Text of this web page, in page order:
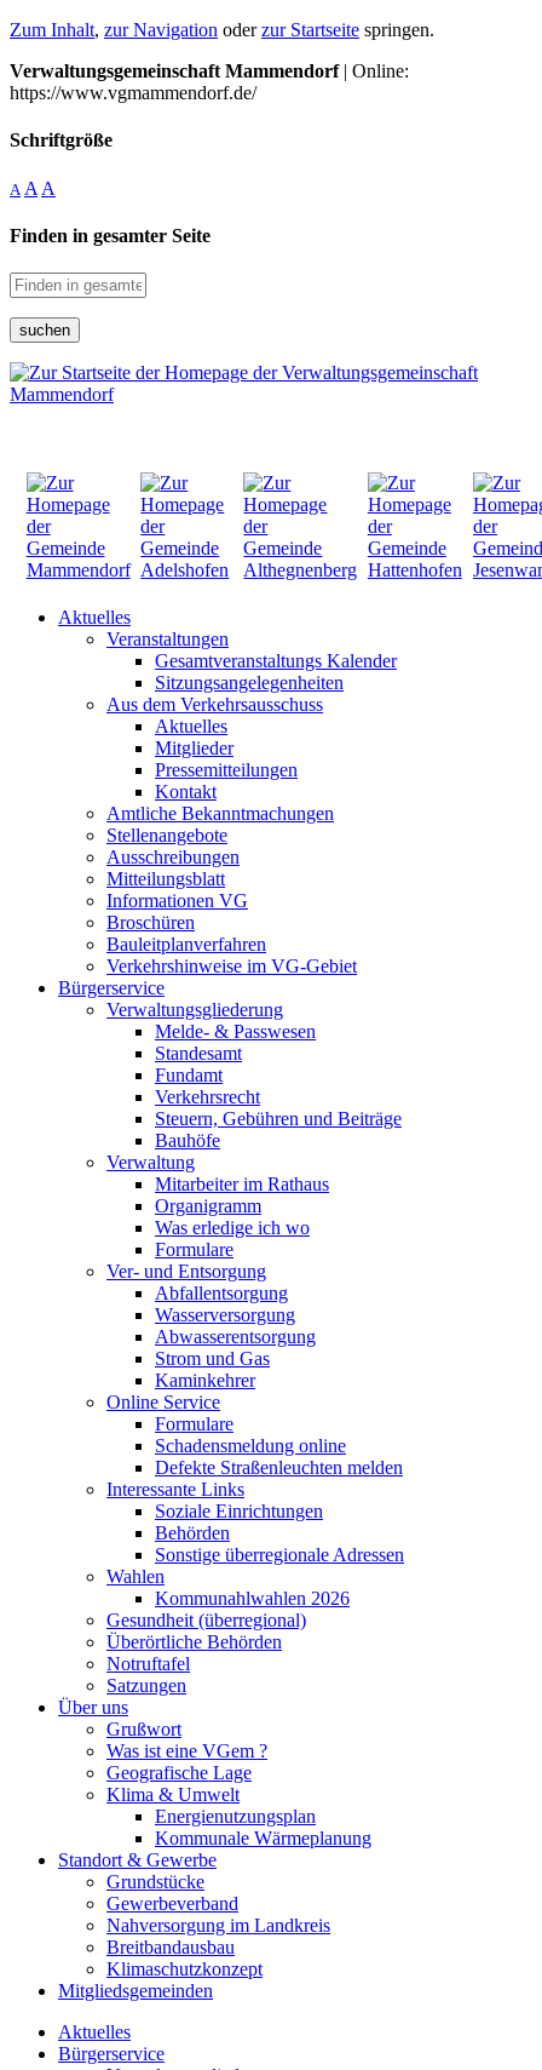
Zum Inhalt, zur Navigation oderzur Startseite springen.
Verwaltungsgemeinschaft Mammendorf| Online:
https://www.vgmammendorf.de/
Schriftgröße
A A A
Finden in gesamter Seite
suchen
Aktuelles
Veranstaltungen
Gesamtveranstaltungs Kalender
Sitzungsangelegenheiten
Aus dem Verkehrsausschuss
Aktuelles
Mitglieder
Pressemitteilungen
Kontakt
Amtliche Bekanntmachungen
Stellenangebote
Ausschreibungen
Mitteilungsblatt
Informationen VG
Broschüren
Bauleitplanverfahren
Verkehrshinweise im VG-Gebiet
Bürgerservice
Verwaltungsgliederung
Melde- & Passwesen
Standesamt
Fundamt
Verkehrsrecht
Steuern, Gebühren und Beiträge
Bauhöfe
Verwaltung
Mitarbeiter im Rathaus
Organigramm
Was erledige ich wo
Formulare
Ver- und Entsorgung
Abfallentsorgung
Wasserversorgung
Abwasserentsorgung
Strom und Gas
Kaminkehrer
Online Service
Formulare
Schadensmeldung online
Defekte Straßenleuchten melden
Interessante Links
Soziale Einrichtungen
Behörden
Sonstige überregionale Adressen
Wahlen
Kommunahlwahlen 2026
Gesundheit (überregional)
Überörtliche Behörden
Notruftafel
Satzungen
Über uns
Grußwort
Was ist eine VGem ?
Geografische Lage
Klima & Umwelt
Energienutzungsplan
Kommunale Wärmeplanung
Standort & Gewerbe
Grundstücke
Gewerbeverband
Nahversorgung im Landkreis
Breitbandausbau
Klimaschutzkonzept
Mitgliedsgemeinden
Aktuelles
Bürgerservice